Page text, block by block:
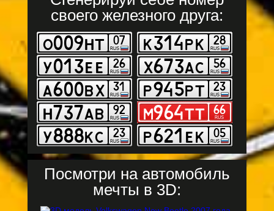
своего железного друга:
Посмотри на автомобиль
мечты в 3D: